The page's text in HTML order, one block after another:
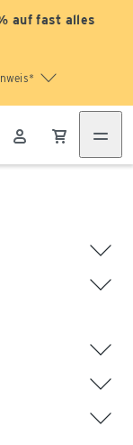
auf fast alles